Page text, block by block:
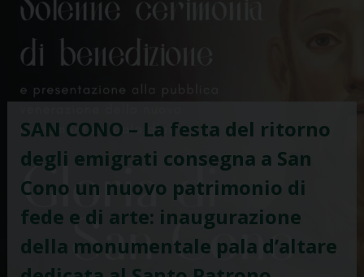
Una festa per l’intera Chiesa
calatina: due nuovi sacerdoti e
un nuovo diacono saranno
ordinati nella Solenne
Celebrazione Eucaristica
presieduta dal Vescovo Mons.
Calogero Peri.